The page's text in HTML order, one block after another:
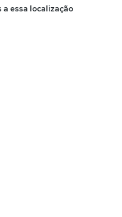
a essa localização